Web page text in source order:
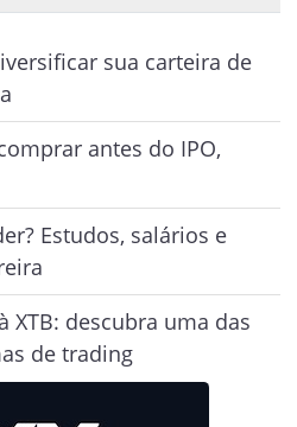
sua carteira de
antes do IPO,
Estudos, salários e
XTB: descubra uma das
de trading